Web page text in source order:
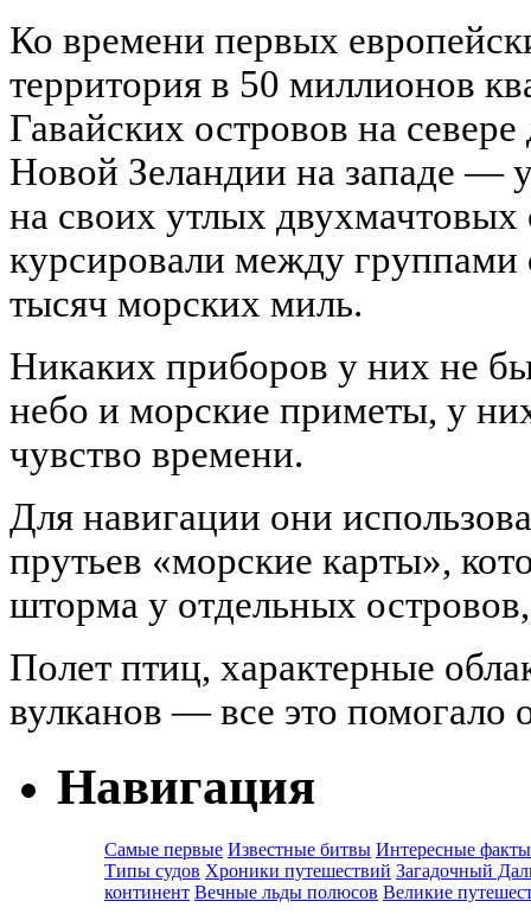
Ко времени первых
территория в 50 миллионов
Гавайских островов на
Новой Зеландии на западе —
на своих утлых
курсировали между группами
тысяч морских миль.
Никаких приборов у них не
небо и морские приметы, у
чувство времени.
Для навигации они
прутьев «морские карты»,
шторма у отдельных
Полет птиц, характерные
вулканов — все это помогало
Навигация
Самые первые Известные битвы Интересные факты
Типы судов Хроники путешествий Загадочный
континент Вечные льды полюсов Великие